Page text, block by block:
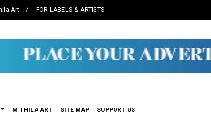
Art FOR LABELS & ARTISTS
MITHILA ART SITE MAP SUPPORT US